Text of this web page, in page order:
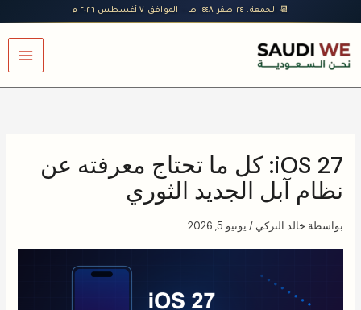
📆 الجمعة، ٢٤ صفر ١٤٤٨ هـ — الموافق ٧ أغسطس ٢٠٢٦ م
المحتوى
iOS 27: كل ما تحتاج معرفته عن
نظام آبل الجديد الثوري
بواسطة خالد التركي/ يونيو 5, 2026